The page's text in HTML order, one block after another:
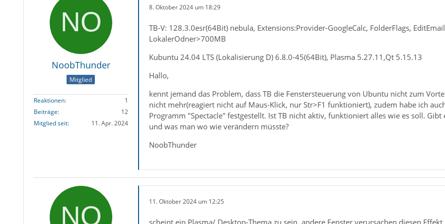
NoobThunder
Mitglied
Reaktionen
1
Beiträge
12
Mitglied seit
11. Apr. 2024
8. Oktober 2024 um 18:29
TB-V: 128.3.0esr(64Bit) nebula, Extensions:Provider-GoogleCalc, FolderFlags,
LokalerOdner>700MB
Kubuntu 24.04 LTS (Lokalisierung D) 6.8.0-45(64Bit), Plasma 5.27.11,Qt 5.15.13
Hallo,
kennt jemand das Problem, dass TB die Fenstersteuerung von Ubuntu nicht zum
nicht mehr(reagiert nicht auf Maus-Klick, nur Str>F1 funktioniert), zudem habe ich
Programm "Spectacle" festgestellt. Ist TB nicht aktiv, funktioniert alles wie es soll.
und was man wo wie verändern müsste?
NoobThunder
11. Oktober 2024 um 12:25
scheint ein Plasma/ Desktop-Thema zu sein, andere Fenster verursachen diesen